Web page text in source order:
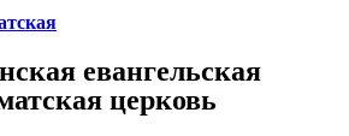
евангельская
церковь